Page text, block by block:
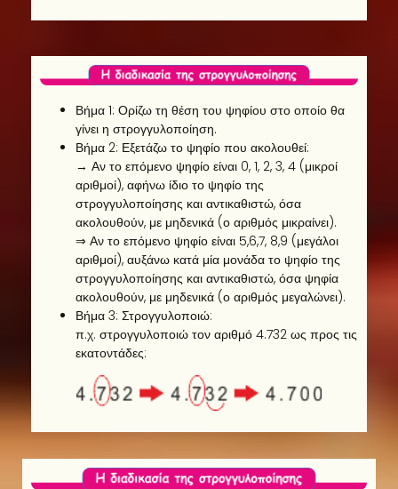
Βήμα 1: Ορίζω τη θέση του ψηφίου στο οποίο θα
γίνει η στρογγυλοποίηση.
Βήμα 2: Εξετάζω το ψηφίο που ακολουθεί:
→ Αν το επόμενο ψηφίο είναι 0, 1, 2, 3, 4 (μικροί
αριθμοί), αφήνω ίδιο το ψηφίο της
στρογγυλοποίησης και αντικαθιστώ, όσα
ακολουθούν, με μηδενικά (ο αριθμός μικραίνει).
⇒ Αν το επόμενο ψηφίο είναι 5,6,7, 8,9 (μεγάλοι
αριθμοί), αυξάνω κατά μία μονάδα το ψηφίο της
στρογγυλοποίησης και αντικαθιστώ, όσα ψηφία
ακολουθούν, με μηδενικά (ο αριθμός μεγαλώνει).
Βήμα 3: Στρογγυλοποιώ:
π.χ. στρογγυλοποιώ τον αριθμό 4.732 ως προς τις
εκατοντάδες: